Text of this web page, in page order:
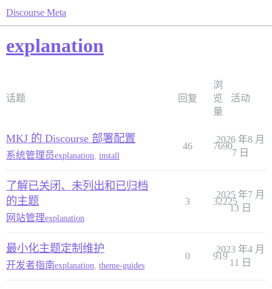
Discourse Meta
explanation
话题 回复
浏
览
量
活动
MKJ 的 Discourse 部署配置
系统管理员explanation install
46 7690
2026 年8 月
7 日
了解已关闭、未列出和已归档
的主题
网站管理explanation
3 32225
2025 年7 月
13 日
最小化主题定制维护
开发者指南explanation theme-guides
0 919
2023 年4 月
11 日